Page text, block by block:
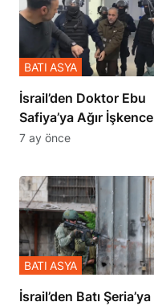
İsrail’den Doktor Ebu
Safiya’ya Ağır İşkence
BATI ASYA
7 ay önce
​​​​​​​İsrail’den Batı Şeria’ya
BATI ASYA